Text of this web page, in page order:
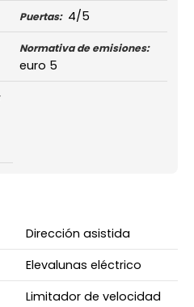
Puertas: 4/5
Normativa de emisiones:
euro 5
Dirección asistida
Elevalunas eléctrico
Limitador de velocidad